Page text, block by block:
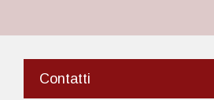
Contatti